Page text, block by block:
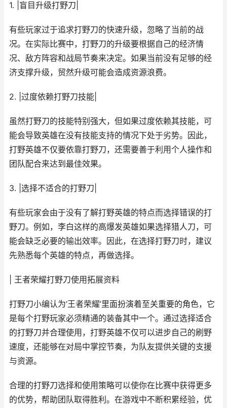
1. |盲目升级打野刀|
有些玩家过于追求打野刀的快速升级，忽略了当前的战
况。在实际比赛中，打野刀的升级要根据自己的经济情
况、敌方阵容和战局节奏来决定。如果当前没有足够的经
济支撑升级，贸然升级可能会造成资源浪费。
2. |过度依赖打野刀技能|
虽然打野刀的技能特别强大，但如果过度依赖其技能，可
能会导致英雄在没有技能支持的情况下处于劣势。因此，
打野英雄不仅要依靠打野刀，还需要善于利用个人操作和
团队配合来达到最佳效果。
3. |选择不适合的打野刀|
有些玩家会由于没有了解打野英雄的特点而选择错误的打
野刀。例如，李白这样的高爆发英雄如果选择猎人刀，可
能会缺乏必要的输出效率。因此，在选择打野刀时，建议
先熟悉每个英雄的特点，再做选择。
| 王者荣耀打野刀使用拓展资料
打野刀小编认为‘王者荣耀’里面扮演着至关重要的角色，它
是每个打野玩家必须精通的装备其中一个。通过选择适合
的打野刀并合理使用，打野英雄不仅可以进步自己的刷野
速度，还能够在对局中掌控节奏，为队友提供关键的支援
与资源。
合理的打野刀选择和使用策略可以使你在比赛中获得更多
的优势，帮助团队取得胜利。在游戏中不断积累经验，优